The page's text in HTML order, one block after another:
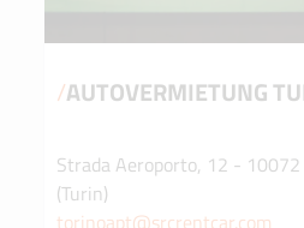
/AUTOVERMIETUNG
Strada Aeroporto, 12 - 10072
(Turin)
torinoapt@srcrentcar.com